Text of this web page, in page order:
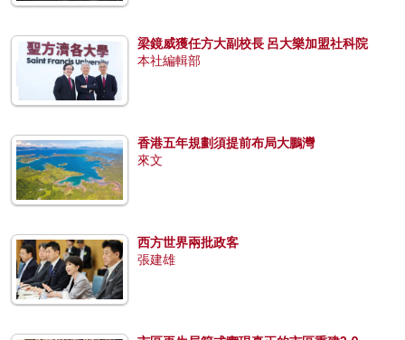
梁鏡威獲任方大副校長 呂大樂加盟社科院
本社編輯部
香港五年規劃須提前布局大鵬灣
來文
西方世界兩批政客
張建雄